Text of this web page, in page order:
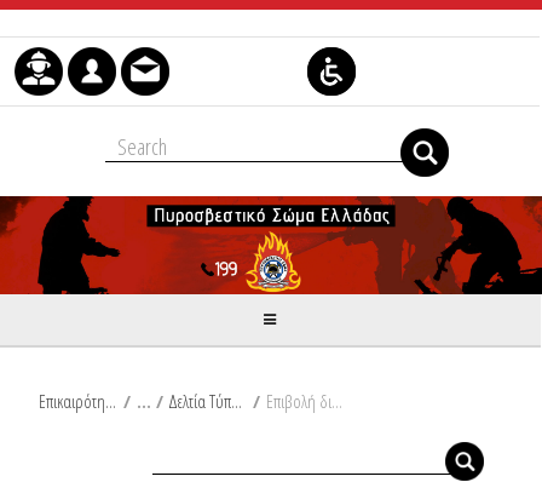
Skip to Content
Επικαιρότητα / Δελτία Τύπου / Επιβολή διοικητικών προστίμων σε Ζάκυνθο, Δράμα, Βοιωτία και Μαγνησία